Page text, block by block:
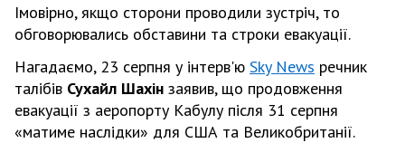
Імовірно, якщо сторони проводили зустріч, то
обговорювались обставини та строки евакуації.
Нагадаємо, 23 серпня у інтерв'ю Sky News речник
талібів Сухайл Шахін заявив, що продовження
евакуації з аеропорту Кабулу після 31 серпня
«матиме наслідки» для США та Великобританії.